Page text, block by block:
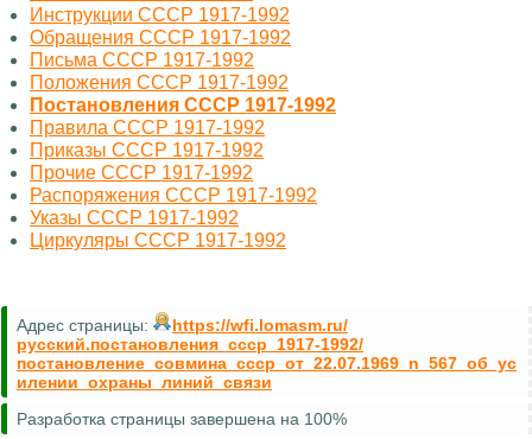
Инструкции СССР 1917-1992
Обращения СССР 1917-1992
Письма СССР 1917-1992
Положения СССР 1917-1992
Постановления СССР 1917-1992
Правила СССР 1917-1992
Приказы СССР 1917-1992
Прочие СССР 1917-1992
Распоряжения СССР 1917-1992
Указы СССР 1917-1992
Циркуляры СССР 1917-1992
Адрес страницы:
https://wfi.lomasm.ru/
русский.постановления_ссср_1917-1992/
постановление_совмина_ссср_от_22.07.1969_n_567_об_ус
илении_охраны_линий_связи
Разработка страницы завершена на 100%